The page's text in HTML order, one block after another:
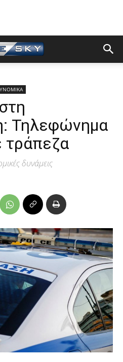
Τηλεφώνημα
τράπεζα
δυνάμεις